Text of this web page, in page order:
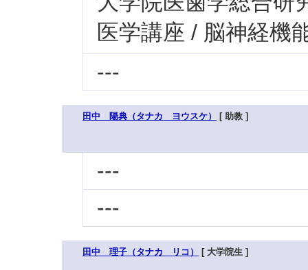
医学講座 / 脳神経機
---
田中 陽典（タナカ ヨウスケ） [ 助教 ]
---
---
田中 理子（タナカ リコ） [ 大学院生 ]